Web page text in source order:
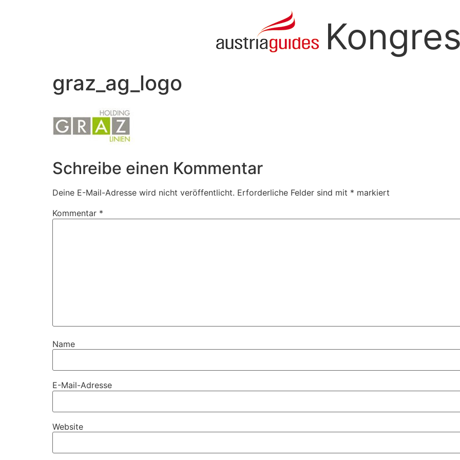
graz_ag_logo
Schreibe einen Kommentar
Deine E-Mail-Adresse wird nicht veröffentlicht. Erforderliche Felder sind mit * markiert
Kommentar *
Name
E-Mail-Adresse
Website